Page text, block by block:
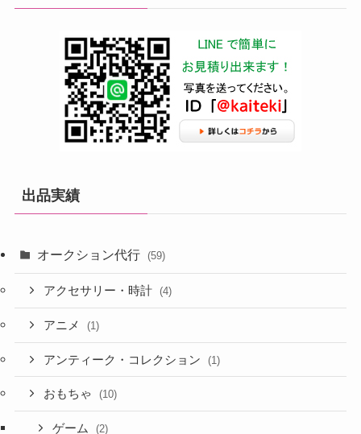
出品実績
オークション代行 (59)
アクセサリー・時計 (4)
アニメ (1)
アンティーク・コレクション (1)
おもちゃ (10)
ゲーム (2)